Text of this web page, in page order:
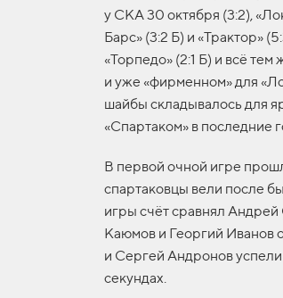
у СКА 30 октября (3:2),
Барс» (3:2 Б) и «Трактор»
«Торпедо» (2:1 Б) и всё
и уже «фирменном» для
шайбы складывалось для
«Спартаком» в последние
В первой очной игре
спартаковцы вели после
игры счёт сравнял
Каюмов и Георгий Иванов
и Сергей Андронов
секундах.